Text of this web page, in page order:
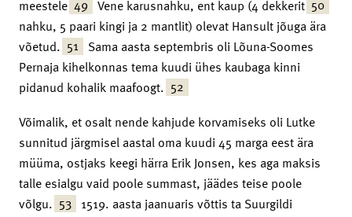
meestele 49 Vene karusnahku, ent kaup (4 dekkerit 50
nahku, 5 paari kingi ja 2 mantlit) olevat Hansult jõuga ära
võetud. 51 Sama aasta septembris oli Lõuna-Soomes
Pernaja kihelkonnas tema kuudi ühes kaubaga kinni
pidanud kohalik maafoogt. 52
Võimalik, et osalt nende kahjude korvamiseks oli Lutke
sunnitud järgmisel aastal oma kuudi 45 marga eest ära
müüma, ostjaks keegi härra Erik Jonsen, kes aga maksis
talle esialgu vaid poole summast, jäädes teise poole
võlgu. 53 1519. aasta jaanuaris võttis ta Suurgildi